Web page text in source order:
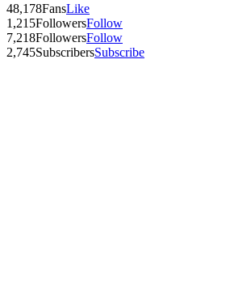
48,178FansLike
1,215FollowersFollow
7,218FollowersFollow
2,745SubscribersSubscribe